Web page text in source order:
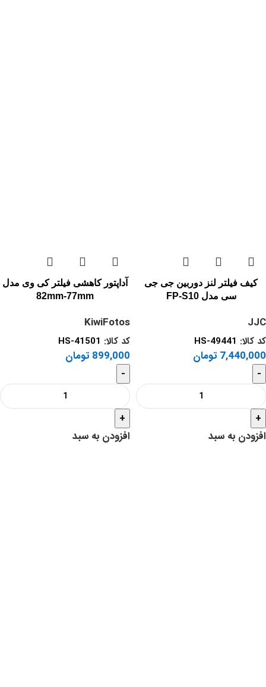
کیف فیلتر لنز دوربین جی جی
سی مدل FP-S10
JJC
کد کالا: HS-49441
7,440,000 تومان
-
+
افزودن به سبد
آداپتور کاهشی فیلتر کی وی مدل
82mm-77mm
KiwiFotos
کد کالا: HS-41501
899,000 تومان
-
+
افزودن به سبد